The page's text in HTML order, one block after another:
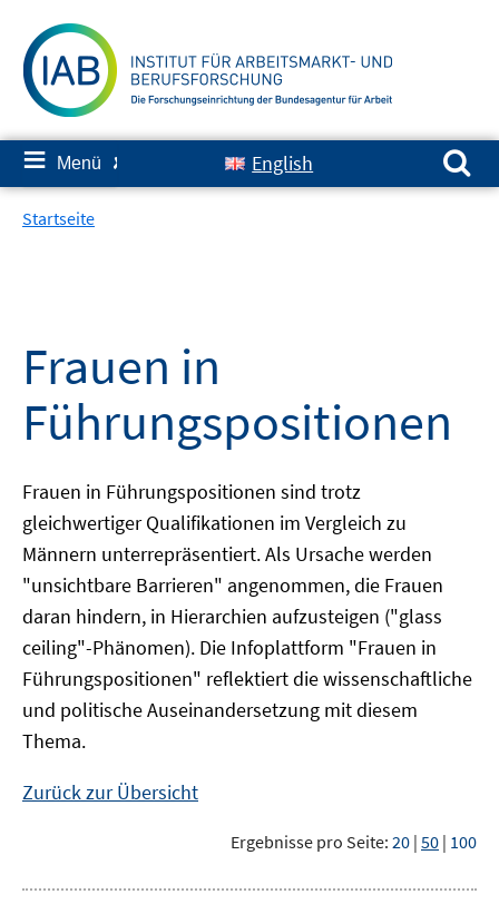
zum
Inhalt
≡ Menü ✘ English
Suchen nach:
Startseite
Frauen in
Führungspositionen
Frauen in Führungspositionen sind trotz
gleichwertiger Qualifikationen im Vergleich zu
Männern unterrepräsentiert. Als Ursache werden
"unsichtbare Barrieren" angenommen, die Frauen
daran hindern, in Hierarchien aufzusteigen ("glass
ceiling"-Phänomen). Die Infoplattform "Frauen in
Führungspositionen" reflektiert die wissenschaftliche
und politische Auseinandersetzung mit diesem
Thema.
Zurück zur Übersicht
Ergebnisse pro Seite: 20 | 50 | 100